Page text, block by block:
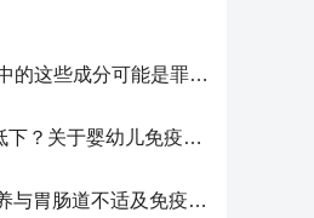
宝宝胃肠道不适？奶粉中的这些成分可能是罪魁祸首！
宝宝总生病就是免疫力低下？关于婴幼儿免疫力的真相，家长必须了解！
宝宝喂养难题：奶粉喂养与胃肠道不适及免疫力提升的奥秘